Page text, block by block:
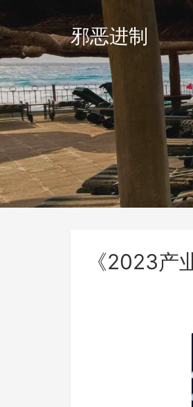
邪恶进制
《2023产